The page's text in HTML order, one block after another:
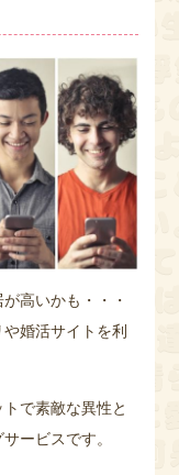
高いかも・・・
婚活サイトを利
で素敵な異性と
ービスです。